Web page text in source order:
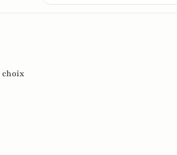
choix